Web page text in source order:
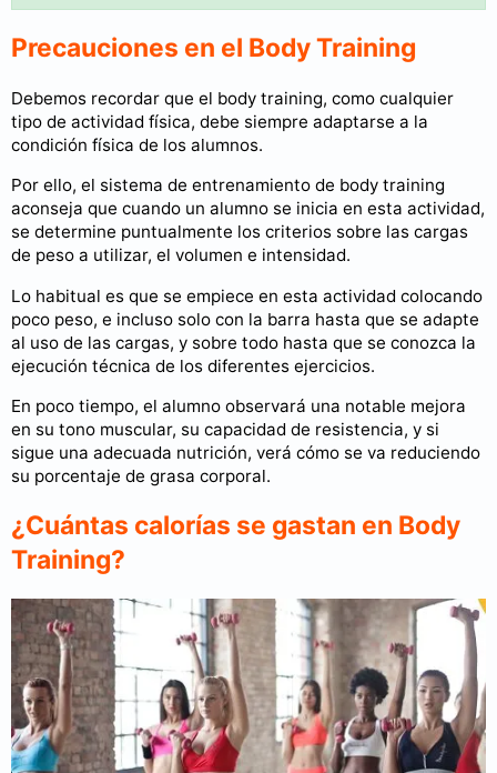
Precauciones en el Body Training
Debemos recordar que el body training, como cualquier
tipo de actividad física, debe siempre adaptarse a la
condición física de los alumnos.
Por ello, el sistema de entrenamiento de body training
aconseja que cuando un alumno se inicia en esta actividad,
se determine puntualmente los criterios sobre las cargas
de peso a utilizar, el volumen e intensidad.
Lo habitual es que se empiece en esta actividad colocando
poco peso, e incluso solo con la barra hasta que se adapte
al uso de las cargas, y sobre todo hasta que se conozca la
ejecución técnica de los diferentes ejercicios.
En poco tiempo, el alumno observará una notable mejora
en su tono muscular, su capacidad de resistencia, y si
sigue una adecuada nutrición, verá cómo se va reduciendo
su porcentaje de grasa corporal.
¿Cuántas calorías se gastan en Body
Training?